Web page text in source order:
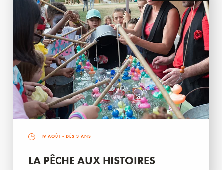
19 AOÛT - DÈS 3 ANS
LA PÊCHE AUX HISTOIRES